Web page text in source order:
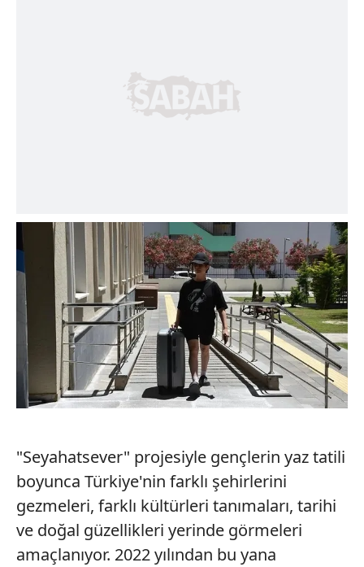
verileriniz işlenmekte olup gerekli olan çerezler bilgi
toplumu hizmetlerinin sunulması amacıyla
Çerezlere ilişkin tercihlerinizi aşağıda yer alan panel
vasıtasıyla belirleyebilirsiniz. Çerezlere ilişkin detaylı bilgi
için Ayarlar butonuna tıklayabilir,Çerez Bilgilendirme
Metnimizi ziyaret edebilirsiniz.
6698 sayılı Kişisel Verilerin Korunması Kanunu uyarınca
hazırlanmış Aydınlatma Metnimizi okumak ve sitemizde
ilgili mevzuata uygun olarak kullanılan çerezlerle ilgili bilgi
almak için lütfentıklayınız
"Seyahatsever" projesiyle gençlerin yaz tatili
boyunca Türkiye'nin farklı şehirlerini
gezmeleri, farklı kültürleri tanımaları, tarihi
ve doğal güzellikleri yerinde görmeleri
amaçlanıyor. 2022 yılından bu yana